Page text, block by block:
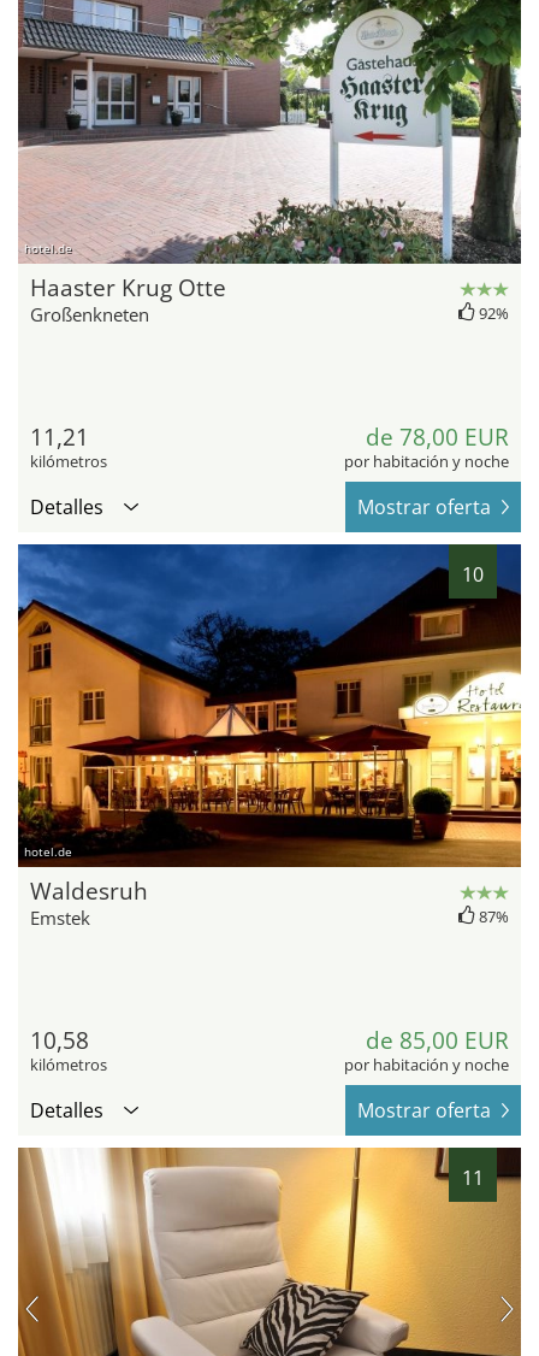
hotel.de
Haaster Krug Otte
Großenkneten 92%
11,21
kilómetros
de 78,00 EUR
por habitación y noche
Detalles Mostrar oferta
10
hotel.de
Waldesruh
Emstek 87%
10,58
kilómetros
de 85,00 EUR
por habitación y noche
Detalles Mostrar oferta
11